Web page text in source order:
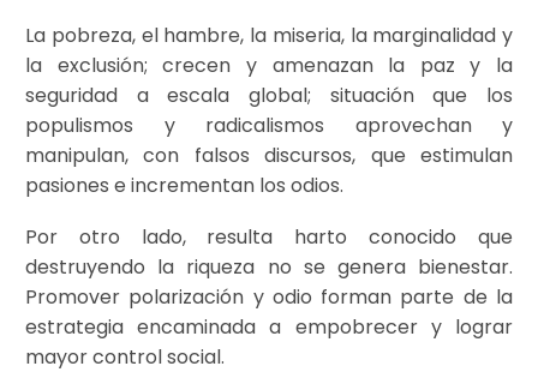
La pobreza, el hambre, la miseria, la marginalidad y
la exclusión; crecen y amenazan la paz y la
seguridad a escala global; situación que los
populismos y radicalismos aprovechan y
manipulan, con falsos discursos, que estimulan
pasiones e incrementan los odios.
Por otro lado, resulta harto conocido que
destruyendo la riqueza no se genera bienestar.
Promover polarización y odio forman parte de la
estrategia encaminada a empobrecer y lograr
mayor control social.